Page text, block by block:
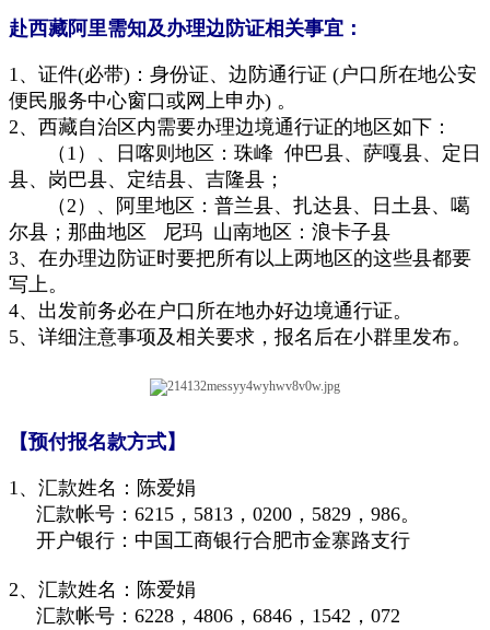
赴西藏阿里需知及办理边防证相关事宜 ：
1、 证件(必带)：身份证、边防通行证 (户口所在地公安
便民服务中心窗口或网上申办) 。
2、西藏自治区内需要办理边境通行证的地区如下：
（1）、日喀则地区：珠峰 仲巴县、萨嘎县、定日
县、岗巴县、定结县、吉隆县；
（2）、阿里地区：普兰县、扎达县、日土县、噶
尔县；那曲地区 尼玛 山南地区：浪卡子县
3、在办理边防证时要把所有以上两地区的这些县都要
写上。
4、 出发前务必在户口所在地办好边境通行证。
5、详细注意事项及相关要求，报名后在小群里发布。
【预付报名款方式】
1、汇款姓名：陈爱娟
汇款帐号：6215，5813，0200，5829，986。
开户银行：中国工商银行合肥市金寨路支行
2、汇款姓名：陈爱娟
汇款帐号：6228，4806，6846，1542，072